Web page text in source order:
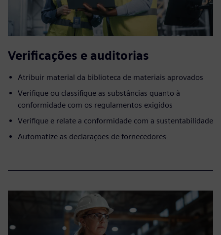
Verificações e auditorias
Atribuir material da biblioteca de materiais aprovados
Verifique ou classifique as substâncias quanto à
conformidade com os regulamentos exigidos
Verifique e relate a conformidade com a sustentabilidade
Automatize as declarações de fornecedores